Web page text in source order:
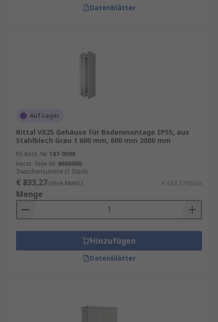
Datenblätter
Auf Lager
Rittal VX25 Gehäuse für Bodenmontage IP55, aus
Stahlblech Grau 1 600 mm, 600 mm 2000 mm
RS Best.-Nr. 187-9096
Herst. Teile-Nr. 8606000
Zwischensumme (1 Stück)
€ 833,27(ohne MwSt.) € 833,27/Stück
Menge
Hinzufügen
Datenblätter